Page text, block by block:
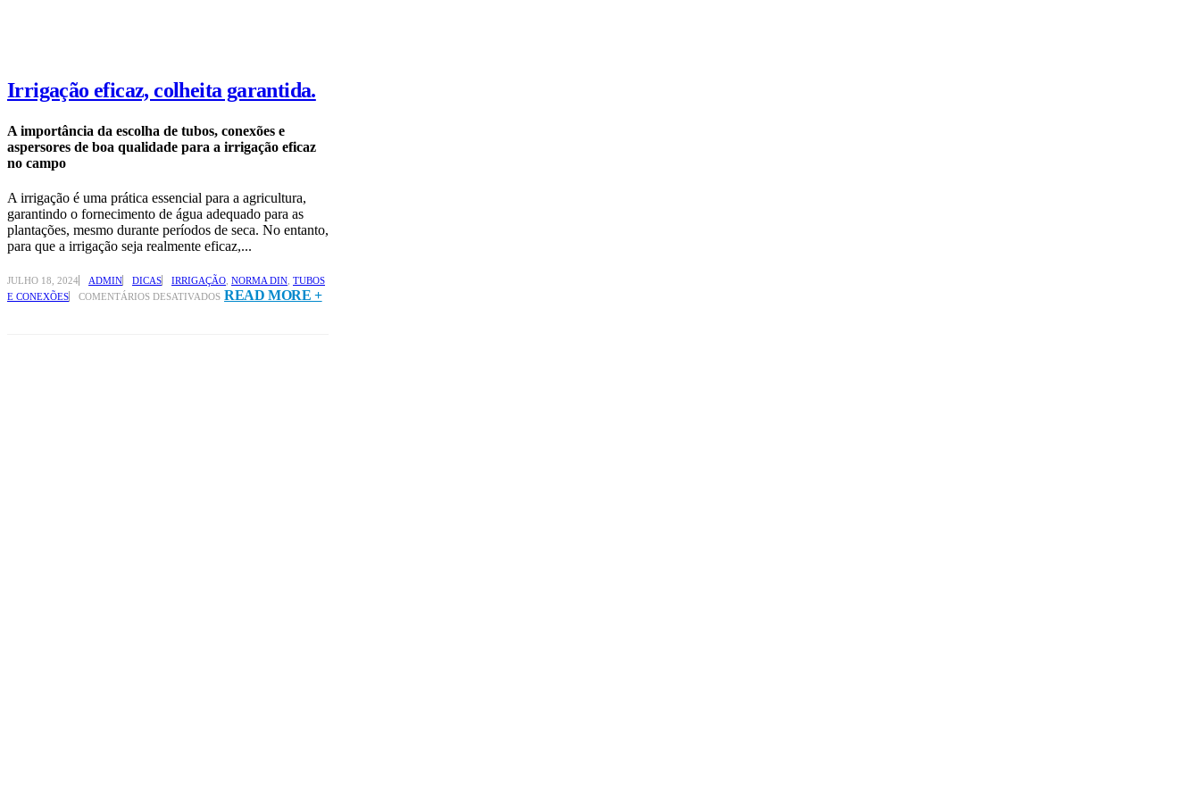
Irrigação eficaz, colheita garantida.
A importância da escolha de tubos, conexões e
aspersores de boa qualidade para a irrigação eficaz
no campo
A irrigação é uma prática essencial para a agricultura,
garantindo o fornecimento de água adequado para as
plantações, mesmo durante períodos de seca. No entanto,
para que a irrigação seja realmente eficaz,...
JULHO 18, 2024 ADMIN DICAS IRRIGAÇÃO, NORMA DIN, TUBOS
E CONEXÕES
COMENTÁRIOS DESATIVADOS EM
IRRIGAÇÃO
READ MORE +